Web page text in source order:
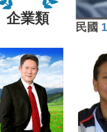
企業類
民國